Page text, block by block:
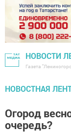
НОВОСТИ
Газета
НОВОСТНАЯ
Огород
очередь?